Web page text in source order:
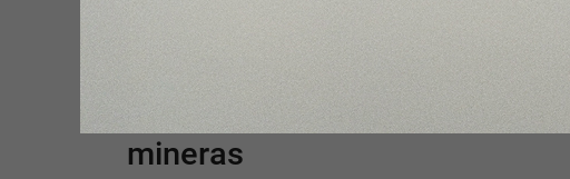
Energía Alternativa de la Universidad de Cambridge, Bitcóin
. Si bitcóin fuera un
principales países consumidores de energía del mundo.
Eficiencia energética de las
mineras